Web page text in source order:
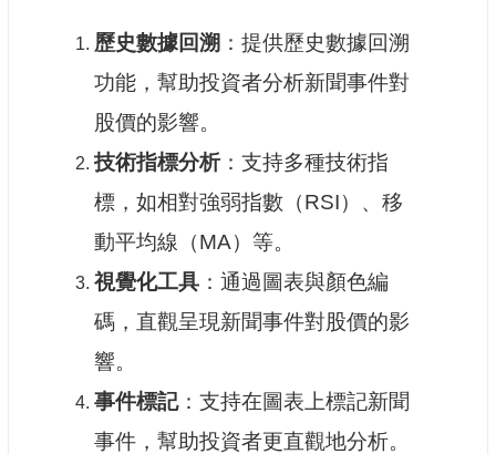
歷史數據回溯 ：提供歷史數據回溯
功能，幫助投資者分析新聞事件對
股價的影響。
技術指標分析：支持多種技術指
標，如相對強弱指數（RSI）、移
動平均線（MA）等。
視覺化工具：通過圖表與顏色編
碼，直觀呈現新聞事件對股價的影
響。
事件標記：支持在圖表上標記新聞
事件，幫助投資者更直觀地分析。